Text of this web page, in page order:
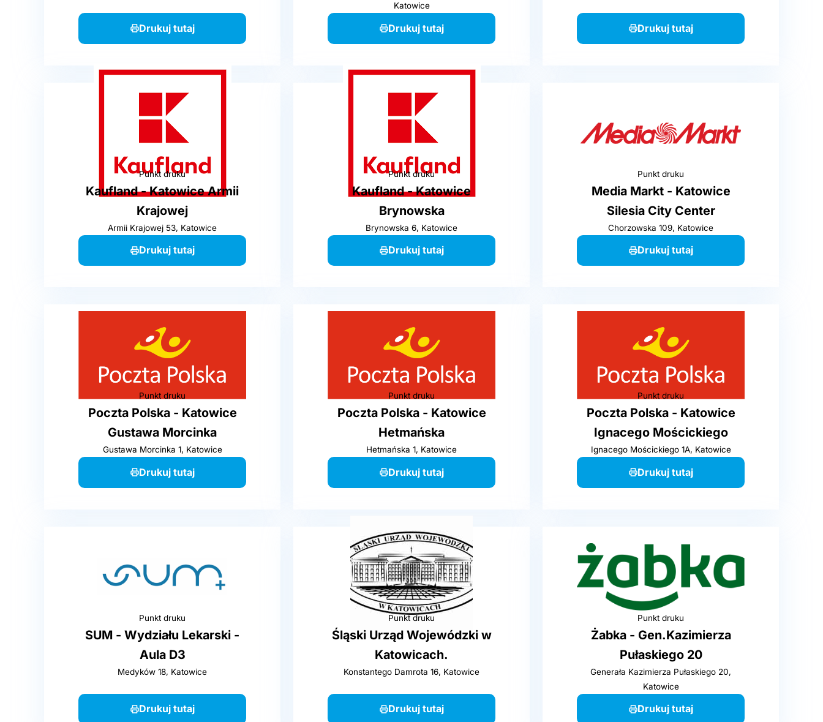
Drukuj tutaj
Katowice
Drukuj tutaj Drukuj tutaj
Punkt druku
Kaufland - Katowice Armii
Krajowej
Armii Krajowej 53, Katowice
Drukuj tutaj
Punkt druku
Kaufland - Katowice
Brynowska
Brynowska 6, Katowice
Drukuj tutaj
Punkt druku
Media Markt - Katowice
Silesia City Center
Chorzowska 109, Katowice
Drukuj tutaj
Punkt druku
Poczta Polska - Katowice
Gustawa Morcinka
Gustawa Morcinka 1, Katowice
Drukuj tutaj
Punkt druku
Poczta Polska - Katowice
Hetmańska
Hetmańska 1, Katowice
Drukuj tutaj
Punkt druku
Poczta Polska - Katowice
Ignacego Mościckiego
Ignacego Mościckiego 1A, Katowice
Drukuj tutaj
Punkt druku
SUM - Wydziału Lekarski -
Aula D3
Medyków 18, Katowice
Drukuj tutaj
Punkt druku
Śląski Urząd Wojewódzki w
Katowicach.
Konstantego Damrota 16, Katowice
Drukuj tutaj
Punkt druku
Żabka - Gen.Kazimierza
Pułaskiego 20
Generała Kazimierza Pułaskiego 20,
Katowice
Drukuj tutaj